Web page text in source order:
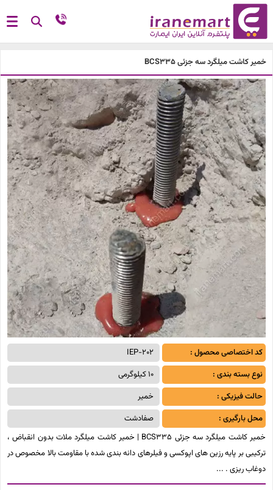
خمیر کاشت میلگرد سه جزئی BCS335
کد اختصاصی محصول :
IEP-202
نوع بسته بندی :
10 کیلوگرمی
حالت فیزیکی :
خمیر
محل بارگیری :
صفادشت
خمیر کاشت میلگرد سه جزئی BCS335 | خمیر کاشت میلگرد ملات بدون انقباض ،
ترکیبی بر پایه رزین های اپوکسی و فیلرهای دانه بندی شده با مقاومت بالا مخصوص در
دوغاب ریزی .